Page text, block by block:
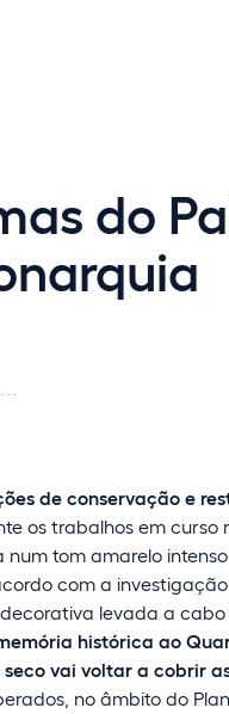
do
de conservação e
os trabalhos em curso
tom amarelo
com a
levada a
histórica ao
vai voltar a cobrir
no âmbito do